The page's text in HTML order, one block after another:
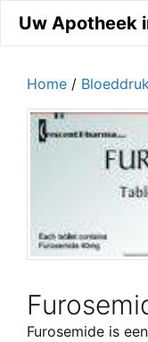
naar
inhoud
Uw Apotheek
Home /
Furosemide is